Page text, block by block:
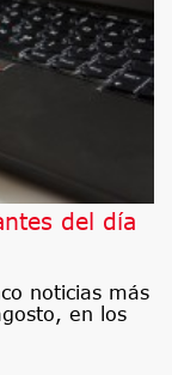
del día
noticias más
en los